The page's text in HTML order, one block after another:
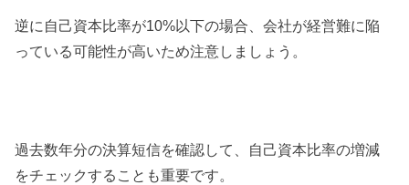
逆に自己資本比率が10%以下の場合、会社が経営難に陥
っている可能性が高いため注意しましょう。
過去数年分の決算短信を確認して、自己資本比率の増減
をチェックすることも重要です。